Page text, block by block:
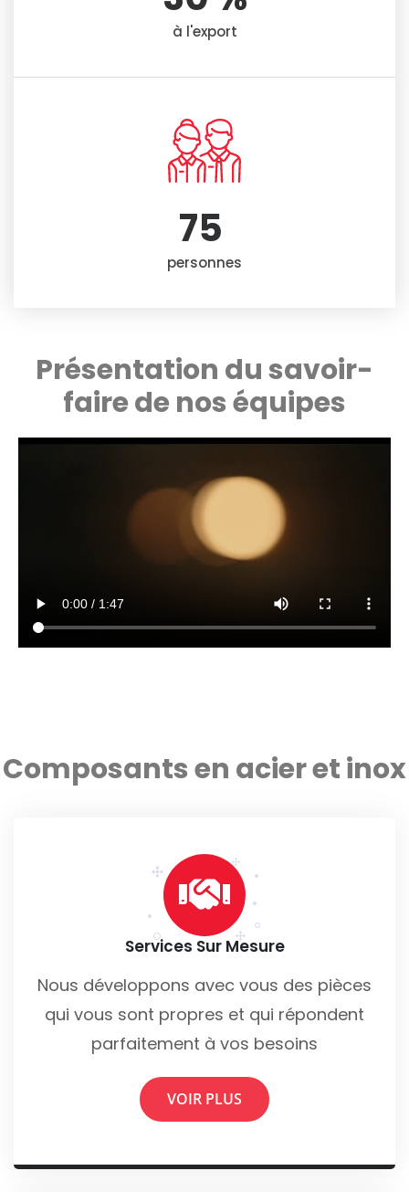
à l'export
personnes
75
Présentation du savoir-
faire de nos équipes
Composants en acier et inox
Services Sur Mesure
Nous développons avec vous des pièces
qui vous sont propres et qui répondent
parfaitement à vos besoins
VOIR PLUS